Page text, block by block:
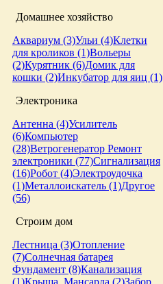
Домашнее хозяйство
Аквариум (3)Ульи (4)Клетки
для кроликов (1)Вольеры
(2)Курятник (6)Домик для
кошки (2)Инкубатор для яиц (1)
Электроника
Антенна (4)Усилитель
(6)Компьютер
(28)Ветрогенератор Ремонт
электроники (77)Сигнализация
(16)Робот (4)Электроудочка
(1)Металлоискатель (1)Другое
(56)
Строим дом
Лестница (3)Отопление
(7)Солнечная батарея
Фундамент (8)Канализация
(1)Крыша, Мансарда (2)Забор